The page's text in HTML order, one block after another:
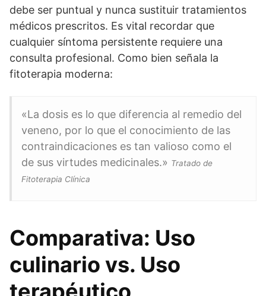
debe ser puntual y nunca sustituir tratamientos
médicos prescritos. Es vital recordar que
cualquier síntoma persistente requiere una
consulta profesional. Como bien señala la
fitoterapia moderna:
«La dosis es lo que diferencia al remedio del
veneno, por lo que el conocimiento de las
contraindicaciones es tan valioso como el
de sus virtudes medicinales.» Tratado de
Fitoterapia Clínica
Comparativa: Uso
culinario vs. Uso